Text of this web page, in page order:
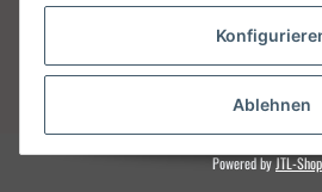
Vertrag
* Alle Preise inkl. gesetzlicher
Powered byJTL-Shop
Ablehnen